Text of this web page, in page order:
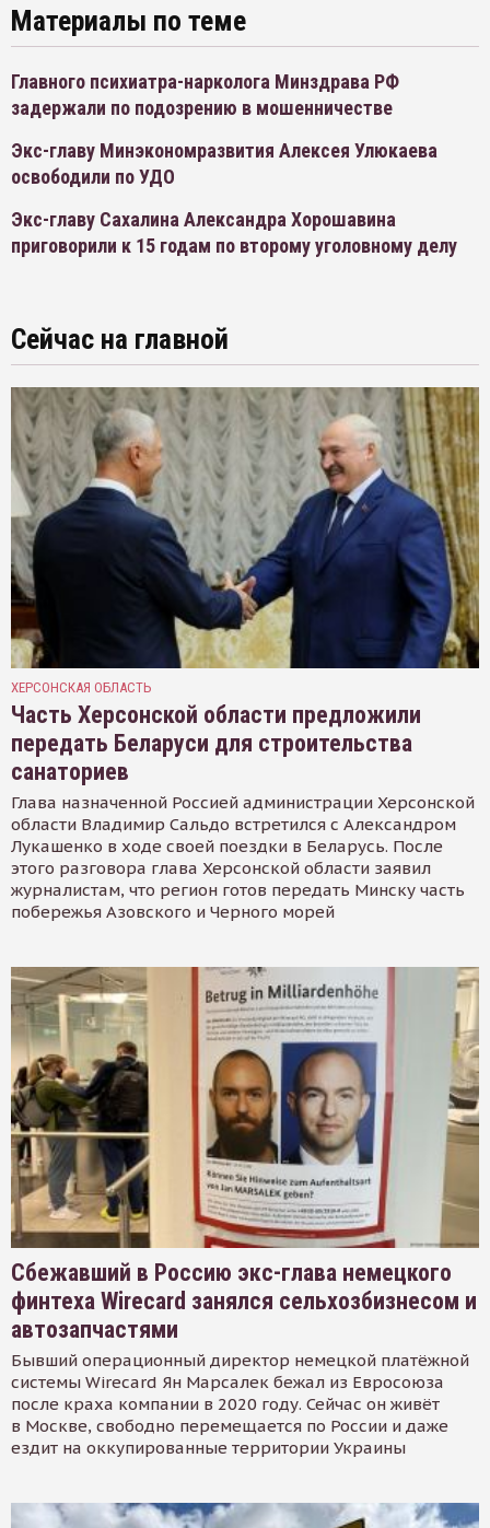
Материалы по теме
Главного психиатра-нарколога Минздрава РФ
задержали по подозрению в мошенничестве
Экс-главу Минэкономразвития Алексея Улюкаева
освободили по УДО
Экс-главу Сахалина Александра Хорошавина
приговорили к 15 годам по второму уголовному делу
Сейчас на главной
ХЕРСОНСКАЯ ОБЛАСТЬ
Часть Херсонской области предложили
передать Беларуси для строительства
санаториев
Глава назначенной Россией администрации Херсонской
области Владимир Сальдо встретился с Александром
Лукашенко в ходе своей поездки в Беларусь. После
этого разговора глава Херсонской области заявил
журналистам, что регион готов передать Минску часть
побережья Азовского и Черного морей
Сбежавший в Россию экс-глава немецкого
финтеха Wirecard занялся сельхозбизнесом и
автозапчастями
Бывший операционный директор немецкой платёжной
системы Wirecard Ян Марсалек бежал из Евросоюза
после краха компании в 2020 году. Сейчас он живёт
в Москве, свободно перемещается по России и даже
ездит на оккупированные территории Украины